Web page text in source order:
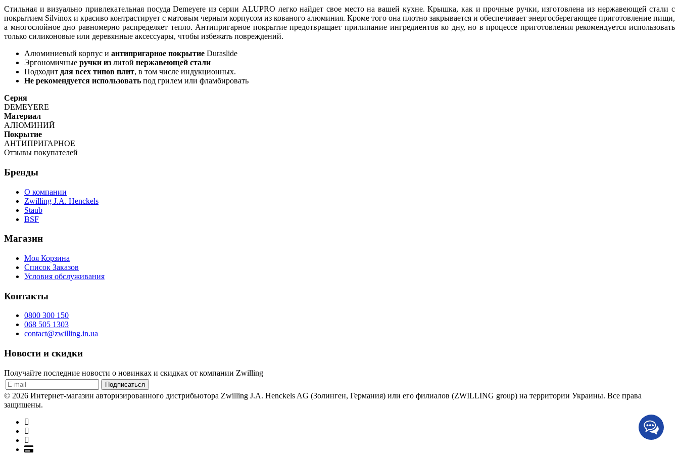
Стильная и визуально привлекательная посуда Demeyere из серии ALUPRO легко найдет свое место на вашей кухне. Крышка, как и прочные ручки, изготовлена ​​из нержавеющей стали с
покрытием Silvinox и красиво контрастирует с матовым черным корпусом из кованого алюминия. Кроме того она плотно закрывается и обеспечивает энергосберегающее приготовление пищи,
а многослойное дно равномерно распределяет тепло. Антипригарное покрытие предотвращает прилипание ингредиентов ко дну, но в процессе приготовления рекомендуется использовать
только силиконовые или деревянные аксессуары, чтобы избежать повреждений.
Алюминиевый корпус и антипригарное покрытие Duraslide
Эргономичные ручки из литой нержавеющей стали
Подходит для всех типов плит, в том числе индукционных.
Не рекомендуется использовать под грилем или фламбировать
Серия
DEMEYERE
Материал
АЛЮМИНИЙ
Покрытие
АНТИПРИГАРНОЕ
Отзывы покупателей
Бренды
О компании
Zwilling J.A. Henckels
Staub
BSF
Магазин
Моя Корзина
Список Заказов
Условия обслуживания
Контакты
0800 300 150
068 505 1303
contact@zwilling.in.ua
Новости и скидки
Получайте последние новости о новинках и скидках от компании Zwilling
© 2026 Интернет-магазин авторизированного дистрибьютора Zwilling J.A. Henckels AG (Золинген, Германия) или его филиалов (ZWILLING group) на территории Украины. Все права
защищены.